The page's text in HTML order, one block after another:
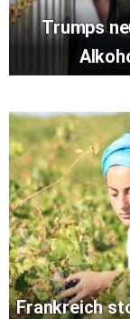
Trumps
Frankreich